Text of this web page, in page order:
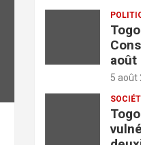
août
5 août